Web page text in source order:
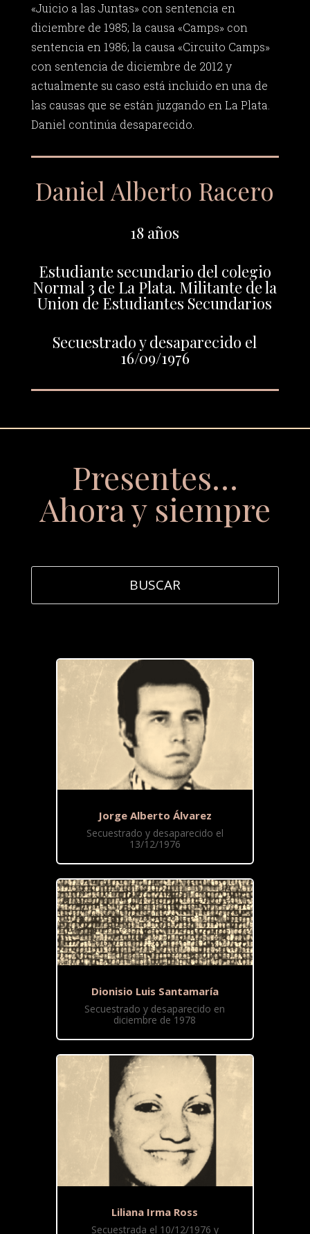
«Juicio a las Juntas» con sentencia en
diciembre de 1985; la causa «Camps» con
sentencia en 1986; la causa «Circuito Camps»
con sentencia de diciembre de 2012 y
actualmente su caso está incluido en una de
las causas que se están juzgando en La Plata.
Daniel continúa desaparecido.
Daniel Alberto Racero
18 años
Estudiante secundario del colegio
Normal 3 de La Plata. Militante de la
Union de Estudiantes Secundarios
Secuestrado y desaparecido el
16/09/1976
Presentes…
Ahora y siempre
Jorge Alberto Álvarez
Secuestrado y desaparecido el
13/12/1976
Dionisio Luis Santamaría
Secuestrado y desaparecido en
diciembre de 1978
Liliana Irma Ross
Secuestrada el 10/12/1976 y